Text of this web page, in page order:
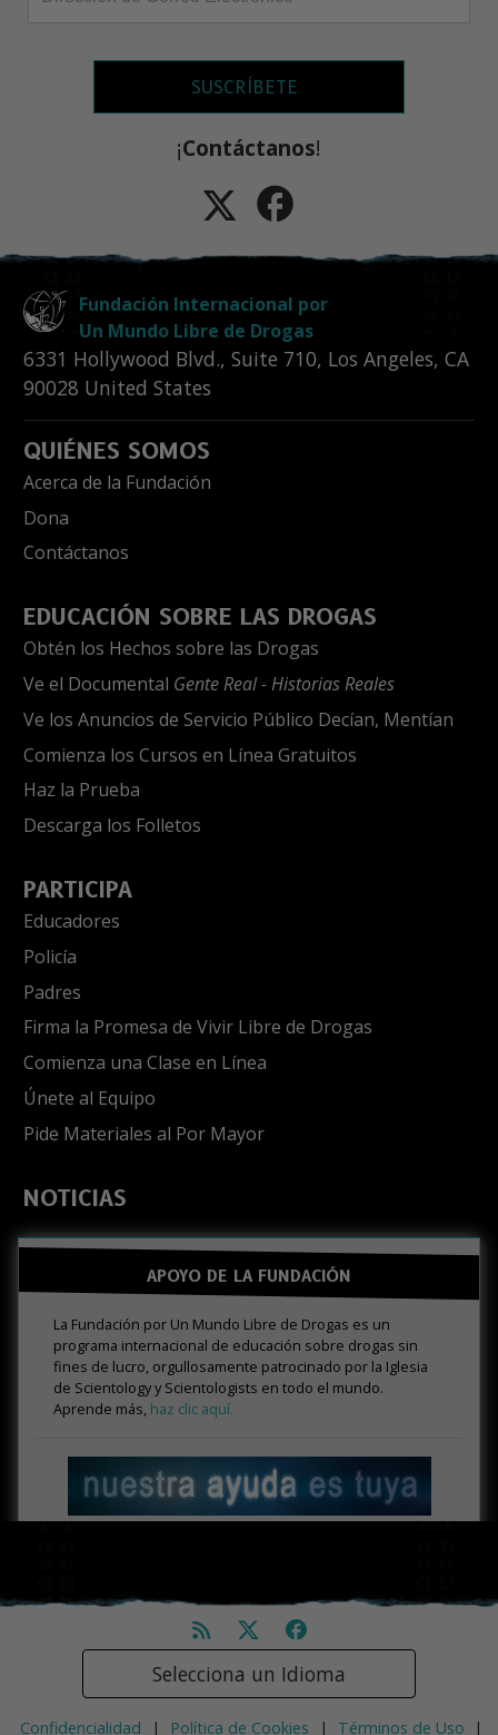
SUSCRÍBETE
¡Contáctanos!
Fundación Internacional por
Un Mundo Libre de Drogas
6331 Hollywood Blvd., Suite 710, Los Angeles, CA
90028 United States
QUIÉNES SOMOS
Acerca de la Fundación
Dona
Contáctanos
EDUCACIÓN SOBRE LAS DROGAS
Obtén los Hechos sobre las Drogas
Ve el Documental Gente Real - Historias Reales
Ve los Anuncios de Servicio Público Decían, Mentían
Comienza los Cursos en Línea Gratuitos
Haz la Prueba
Descarga los Folletos
PARTICIPA
Educadores
Policía
Padres
Firma la Promesa de Vivir Libre de Drogas
Comienza una Clase en Línea
Únete al Equipo
Pide Materiales al Por Mayor
NOTICIAS
APOYO DE LA FUNDACIÓN
La Fundación por Un Mundo Libre de Drogas es un
programa internacional de educación sobre drogas sin
fines de lucro, orgullosamente patrocinado por la Iglesia
de Scientology y Scientologists en todo el mundo.
Aprende más, haz clic aquí.
Selecciona un Idioma
Confidencialidad | Política de Cookies | Términos de Uso |